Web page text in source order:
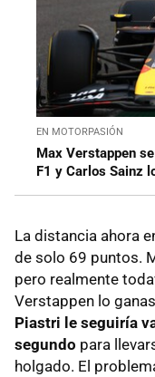
EN MOTORPASIÓN
Max Verstappen
F1 y Carlos Sainz
La distancia ahora
de solo 69 puntos.
pero realmente
Verstappen lo
Piastri le seguiría
segundo para
holgado. El